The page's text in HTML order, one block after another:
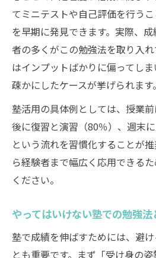
てミニテストや自己評価を行う
を早期に発見できます。実際、
者の多くがこの勉強法を取り入
はインプットばかりに偏ってし
疎かにしたケースが挙げられます。
塾活用の具体例としては、授業
後に復習と演習（80％）、週末に
という流れを習慣化することが
ら経験者まで幅広く応用できる
ください。
やってはいけない塾での勉強法
塾で成績を伸ばすためには、避
とも重要です。まず「受け身の姿